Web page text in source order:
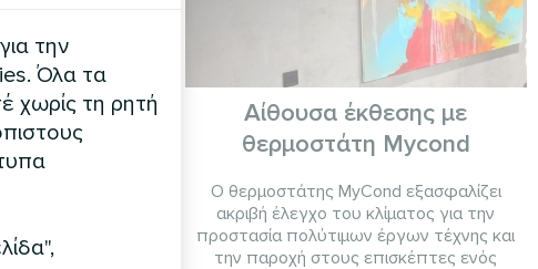
Μονάδα fan coil
Αίθουσα έκθεσης με
θερμοστάτη Mycond
Ο θερμοστάτης MyCond εξασφαλίζει
ακριβή έλεγχο του κλίματος για την
προστασία πολύτιμων έργων τέχνης και
την παροχή στους επισκέπτες ενός
την
Όλα τα
χωρίς τη ρητή